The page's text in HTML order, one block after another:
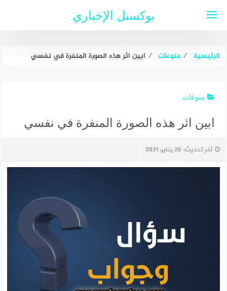
بوكسنل الإخباري
الرئيسية ⁄ منوعات ⁄ ابين اثر هذه الصورة المنفرة في نفسي
منوعات
ابين اثر هذه الصورة المنفرة في نفسي
آخر تحديث: 26 يناير، 2021